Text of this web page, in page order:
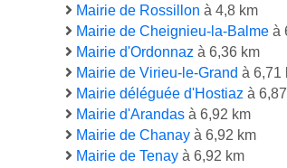
Mairie de Rossillon à 4,8 km
Mairie de Cheignieu-la-Balme à
Mairie d'Ordonnaz à 6,36 km
Mairie de Virieu-le-Grand à 6,71
Mairie déléguée d'Hostiaz à
Mairie d'Arandas à 6,92 km
Mairie de Chanay à 6,92 km
Mairie de Tenay à 6,92 km